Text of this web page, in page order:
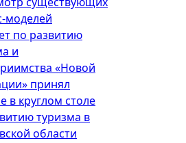
моделей
по развитию
и
«Новой
принял
в круглом столе
туризма в
области